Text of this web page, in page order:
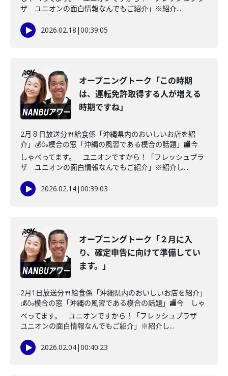
ザ ユニオンの面白情報なんでもご紹介」※紹介...
2026.02.18 |00:39:05
オープニングトーク「この時期
は、運転免許取得する人が増える
時期ですね」
2月８日放送分🍴給食係「沖縄県内のおいしいお店を紹
介」💰🍶模合の窓「沖縄の風習である模合の話題」🏬今
しゃべってます。 ユニオンですから！「フレッシュプラ
ザ ユニオンの面白情報なんでもご紹介」※紹介し...
2026.02.14|00:39:03
オープニングトーク「２月に入
り、確定申告に向けて準備してい
ます。」
2月1日放送分🍴給食係「沖縄県内のおいしいお店を紹介」
💰🍶模合の窓「沖縄の風習である模合の話題」🏬今 しゃ
べってます。 ユニオンですから！「フレッシュプラザ
ユニオンの面白情報なんでもご紹介」※紹介し...
2026.02.04|00:40:23